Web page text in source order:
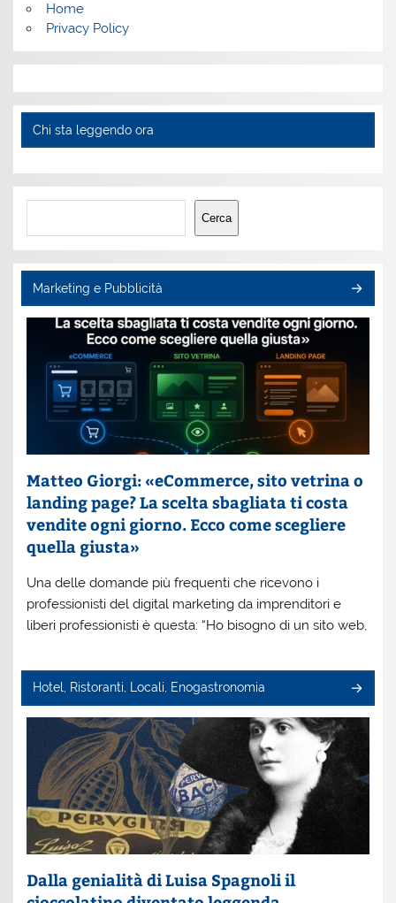
Home
Privacy Policy
Chi sta leggendo ora
Cerca
Cerca
Marketing e Pubblicità
Matteo Giorgi: «eCommerce, sito vetrina o
landing page? La scelta sbagliata ti costa
vendite ogni giorno. Ecco come scegliere
quella giusta»
Una delle domande più frequenti che ricevono i
professionisti del digital marketing da imprenditori e
liberi professionisti è questa: “Ho bisogno di un sito web,
Hotel, Ristoranti, Locali, Enogastronomia
Dalla genialità di Luisa Spagnoli il